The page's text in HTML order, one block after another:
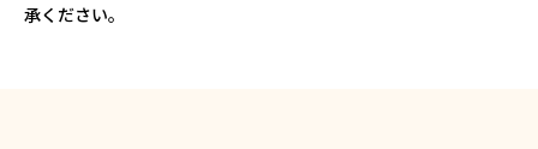
承ください。